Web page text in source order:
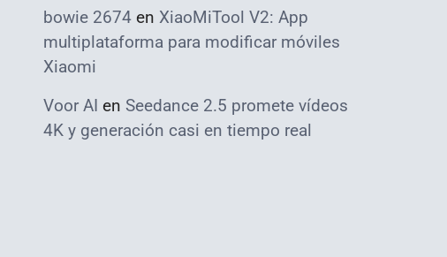
bowie 2674 en XiaoMiTool V2: App
multiplataforma para modificar móviles
Xiaomi
Voor AI en Seedance 2.5 promete vídeos
4K y generación casi en tiempo real